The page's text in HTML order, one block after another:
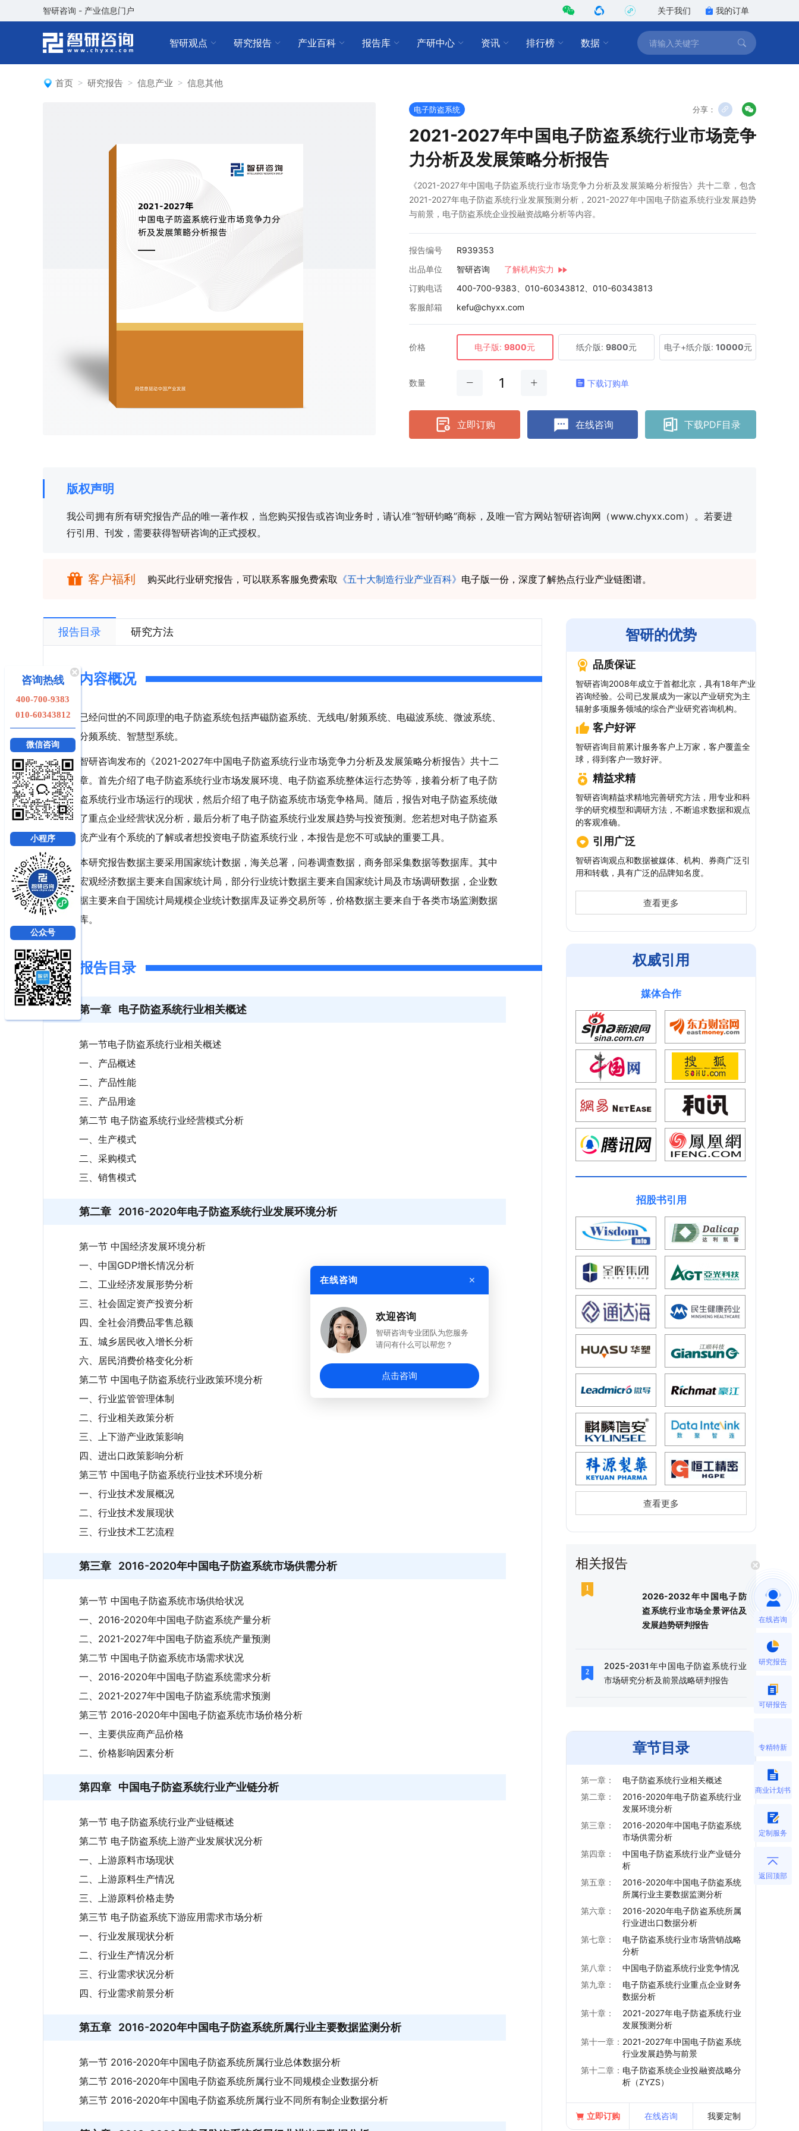
智研咨询 - 产业信息门户 关于我们 我的订单
智研观点 研究报告 产业百科 报告库 产研中心 资讯 排行榜 数据
首页 研究报告 信息产业 信息其他
电子防盗系统 分享：
2021-2027年中国电子防盗系统行业市场竞争
力分析及发展策略分析报告
《2021-2027年中国电子防盗系统行业市场竞争力分析及发展策略分析报告》共十二章，包含
2021-2027年电子防盗系统行业发展预测分析，2021-2027年中国电子防盗系统行业发展趋势
与前景，电子防盗系统企业投融资战略分析等内容。
报告编号
R939353
出品单位
智研咨询
了解机构实力
订购电话
400-700-9383、010-60343812、010-60343813
客服邮箱
kefu@chyxx.com
价格 电子版: 9800元 纸介版: 9800元 电子+纸介版: 10000元
数量 下载订购单
立即订购 在线咨询 下载PDF目录
版权声明
我公司拥有所有研究报告产品的唯一著作权，当您购买报告或咨询业务时，请认准“智研钧略”商标，及唯一官方网站智研咨询网（www.chyxx.com）。若要进
行引用、刊发，需要获得智研咨询的正式授权。
客户福利 购买此行业研究报告，可以联系客服免费索取 《五十大制造行业产业百科》 电子版一份，深度了解热点行业产业链图谱。
报告目录 研究方法
内容概况
已经问世的不同原理的电子防盗系统包括声磁防盗系统、无线电/射频系统、电磁波系统、微波系统、
分频系统、智慧型系统。
智研咨询发布的《2021-2027年中国电子防盗系统行业市场竞争力分析及发展策略分析报告》共十二
章。首先介绍了电子防盗系统行业市场发展环境、电子防盗系统整体运行态势等，接着分析了电子防
盗系统行业市场运行的现状，然后介绍了电子防盗系统市场竞争格局。随后，报告对电子防盗系统做
了重点企业经营状况分析，最后分析了电子防盗系统行业发展趋势与投资预测。您若想对电子防盗系
统产业有个系统的了解或者想投资电子防盗系统行业，本报告是您不可或缺的重要工具。
本研究报告数据主要采用国家统计数据，海关总署，问卷调查数据，商务部采集数据等数据库。其中
宏观经济数据主要来自国家统计局，部分行业统计数据主要来自国家统计局及市场调研数据，企业数
据主要来自于国统计局规模企业统计数据库及证券交易所等，价格数据主要来自于各类市场监测数据
库。
报告目录
第一章 电子防盗系统行业相关概述
第一节电子防盗系统行业相关概述
一、产品概述
二、产品性能
三、产品用途
第二节 电子防盗系统行业经营模式分析
一、生产模式
二、采购模式
三、销售模式
第二章 2016-2020年电子防盗系统行业发展环境分析
第一节 中国经济发展环境分析
一、中国GDP增长情况分析
二、工业经济发展形势分析
三、社会固定资产投资分析
四、全社会消费品零售总额
五、城乡居民收入增长分析
六、居民消费价格变化分析
第二节 中国电子防盗系统行业政策环境分析
一、行业监管管理体制
二、行业相关政策分析
三、上下游产业政策影响
四、进出口政策影响分析
第三节 中国电子防盗系统行业技术环境分析
一、行业技术发展概况
二、行业技术发展现状
三、行业技术工艺流程
第三章 2016-2020年中国电子防盗系统市场供需分析
第一节 中国电子防盗系统市场供给状况
一、2016-2020年中国电子防盗系统产量分析
二、2021-2027年中国电子防盗系统产量预测
第二节 中国电子防盗系统市场需求状况
一、2016-2020年中国电子防盗系统需求分析
二、2021-2027年中国电子防盗系统需求预测
第三节 2016-2020年中国电子防盗系统市场价格分析
一、主要供应商产品价格
二、价格影响因素分析
第四章 中国电子防盗系统行业产业链分析
第一节 电子防盗系统行业产业链概述
第二节 电子防盗系统上游产业发展状况分析
一、上游原料市场现状
二、上游原料生产情况
三、上游原料价格走势
第三节 电子防盗系统下游应用需求市场分析
一、行业发展现状分析
二、行业生产情况分析
三、行业需求状况分析
四、行业需求前景分析
第五章 2016-2020年中国电子防盗系统所属行业主要数据监测分析
第一节 2016-2020年中国电子防盗系统所属行业总体数据分析
第二节 2016-2020年中国电子防盗系统所属行业不同规模企业数据分析
第三节 2016-2020年中国电子防盗系统所属行业不同所有制企业数据分析
智研的优势
品质保证
智研咨询2008年成立于首都北京，具有18年产业
咨询经验。公司已发展成为一家以产业研究为主
辐射多项服务领域的综合产业研究咨询机构。
客户好评
智研咨询目前累计服务客户上万家，客户覆盖全
球，得到客户一致好评。
精益求精
智研咨询精益求精地完善研究方法，用专业和科
学的研究模型和调研方法，不断追求数据和观点
的客观准确。
引用广泛
智研咨询观点和数据被媒体、机构、券商广泛引
用和转载，具有广泛的品牌知名度。
查看更多
权威引用
媒体合作
招股书引用
查看更多
相关报告
2026-2032年中国电子防
盗系统行业市场全景评估及
发展趋势研判报告
2025-2031年中国电子防盗系统行业
市场研究分析及前景战略研判报告
章节目录
第一章：
电子防盗系统行业相关概述
第二章：
2016-2020年电子防盗系统行业
发展环境分析
第三章：
2016-2020年中国电子防盗系统
市场供需分析
第四章：
中国电子防盗系统行业产业链分
析
第五章：
2016-2020年中国电子防盗系统
所属行业主要数据监测分析
第六章：
2016-2020年电子防盗系统所属
行业进出口数据分析
第七章：
电子防盗系统行业市场营销战略
分析
第八章：
中国电子防盗系统行业竞争情况
第九章：
电子防盗系统行业重点企业财务
数据分析
第十章：
2021-2027年电子防盗系统行业
发展预测分析
第十一章： 2021-2027年中国电子防盗系统
行业发展趋势与前景
第十二章： 电子防盗系统企业投融资战略分
析（ZYZS）
立即订购 在线咨询 我要定制
在线咨询
研究报告
可研报告
专精特新
商业计划书
定制服务
返回顶部
在线咨询 ×
欢迎咨询
智研咨询专业团队为您服务
请问有什么可以帮您？
点击咨询
咨询热线
400-700-9383
010-60343812
微信咨询
小程序
公众号